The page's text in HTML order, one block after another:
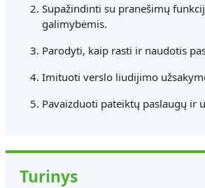
Supažindinti su pranešimų
galimybėmis.
Parodyti, kaip rasti ir naudotis
Imituoti verslo liudijimo
Pavaizduoti pateiktų paslaugų ir
Turinys